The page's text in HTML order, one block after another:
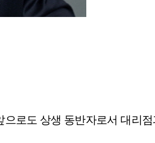
로도 상생 동반자로서 대리